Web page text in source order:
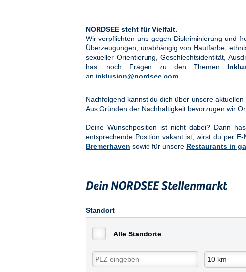
NORDSEE steht für Vielfalt.
Wir verpflichten uns gegen Diskriminierung und
Überzeugungen, unabhängig von Hautfarbe,
sexueller Orientierung, Geschlechtsidentität,
hast noch Fragen zu den Themen
an inklusion@nordsee.com
Nachfolgend kannst du dich über unsere
Aus Gründen der Nachhaltigkeit bevorzugen wir
Deine Wunschposition ist nicht dabei? Dann
entsprechende Position vakant ist, wirst du per
Bremerhaven sowie für unsere Restaurants in
Dein NORDSEE Stellenmarkt
Standort
Alle Standorte